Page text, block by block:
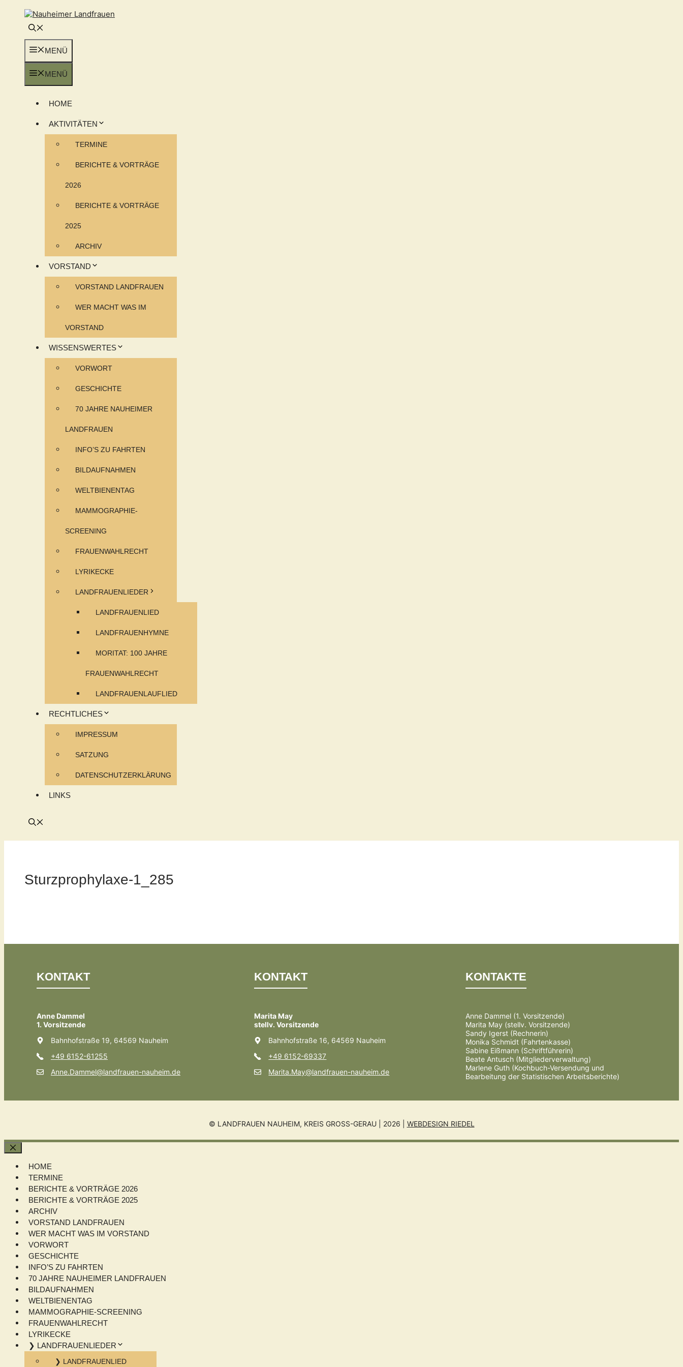
springen
MENÜ
MENÜ
HOME
AKTIVITÄTEN
TERMINE
BERICHTE & VORTRÄGE
2026
BERICHTE & VORTRÄGE
2025
ARCHIV
VORSTAND
VORSTAND LANDFRAUEN
WER MACHT WAS IM
VORSTAND
WISSENSWERTES
VORWORT
GESCHICHTE
70 JAHRE NAUHEIMER
LANDFRAUEN
INFO’S ZU FAHRTEN
BILDAUFNAHMEN
WELTBIENENTAG
MAMMOGRAPHIE-
SCREENING
FRAUENWAHLRECHT
LYRIKECKE
LANDFRAUENLIEDER
LANDFRAUENLIED
LANDFRAUENHYMNE
MORITAT: 100 JAHRE
FRAUENWAHLRECHT
LANDFRAUENLAUFLIED
RECHTLICHES
IMPRESSUM
SATZUNG
DATENSCHUTZERKLÄRUNG
LINKS
Sturzprophylaxe-1_285
KONTAKT
Anne Dammel
1. Vorsitzende
Bahnhofstraße 19, 64569 Nauheim
+49 6152-61255
Anne.Dammel@landfrauen-nauheim.de
KONTAKT
Marita May
stellv. Vorsitzende
Bahnhofstraße 16, 64569 Nauheim
+49 6152-69337
Marita.May@landfrauen-nauheim.de
KONTAKTE
Anne Dammel (1. Vorsitzende)
Marita May (stellv. Vorsitzende)
Sandy Igerst (Rechnerin)
Monika Schmidt (Fahrtenkasse)
Sabine Eißmann (Schriftführerin)
Beate Antusch (Mitgliederverwaltung)
Marlene Guth (Kochbuch-Versendung und
Bearbeitung der Statistischen Arbeitsberichte)
© LANDFRAUEN NAUHEIM, KREIS GROSS-GERAU | 2026 | WEBDESIGN RIEDEL
Schließen
HOME
TERMINE
BERICHTE & VORTRÄGE 2026
BERICHTE & VORTRÄGE 2025
ARCHIV
VORSTAND LANDFRAUEN
WER MACHT WAS IM VORSTAND
VORWORT
GESCHICHTE
INFO’S ZU FAHRTEN
70 JAHRE NAUHEIMER LANDFRAUEN
BILDAUFNAHMEN
WELTBIENENTAG
MAMMOGRAPHIE-SCREENING
FRAUENWAHLRECHT
LYRIKECKE
❯ LANDFRAUENLIEDER
❯ LANDFRAUENLIED